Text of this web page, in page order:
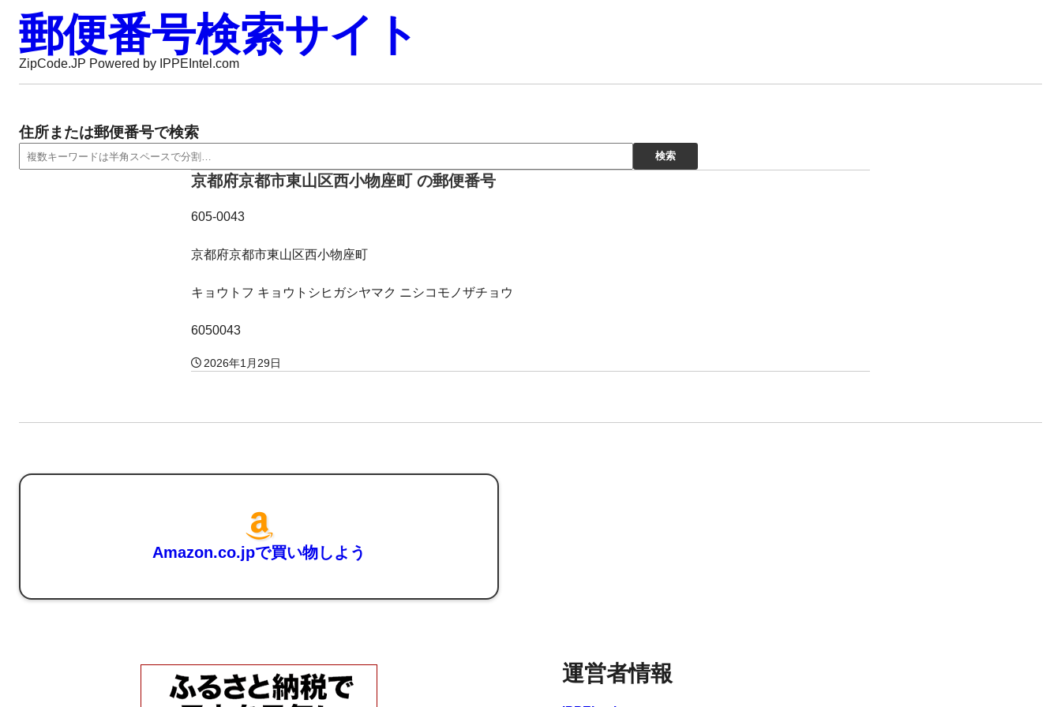
郵便番号検索サイト
ZipCode.JP Powered by IPPEIntel.com
住所または郵便番号で検索
京都府京都市東山区西小物座町 の郵便番号
605-0043
京都府京都市東山区西小物座町
キョウトフ キョウトシヒガシヤマク ニシコモノザチョウ
6050043
2026年1月29日
Amazon.co.jpで買い物しよう
運営者情報